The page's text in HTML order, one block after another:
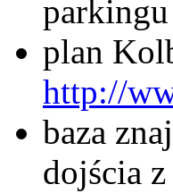
parkingu
plan
http://
baza
dojścia